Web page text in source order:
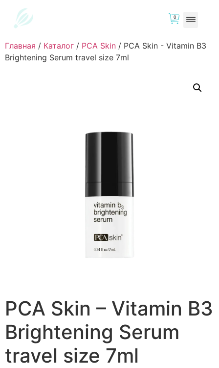
0
Главная / Каталог / PCA Skin / PCA Skin - Vitamin B3
Brightening Serum travel size 7ml
PCA Skin – Vitamin B3
Brightening Serum
travel size 7ml